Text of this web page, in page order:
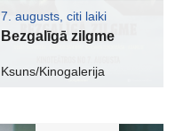
7. augusts, citi laiki
Bezgalīgā zilgme
Ksuns/Kinogalerija